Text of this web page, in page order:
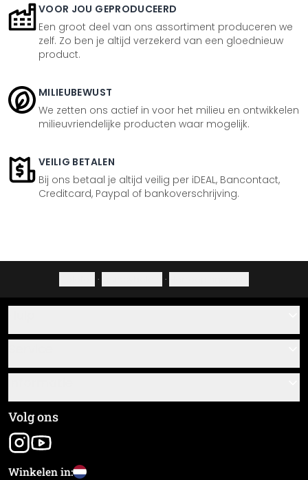
VOOR JOU GEPRODUCEERD
Een groot deel van ons assortiment produceren we
zelf. Zo ben je altijd verzekerd van een gloednieuw
product.
MILIEUBEWUST
We zetten ons actief in voor het milieu en ontwikkelen
milieuvriendelijke producten waar mogelijk.
VEILIG BETALEN
Bij ons betaal je altijd veilig per iDEAL, Bancontact,
Creditcard, Paypal of bankoverschrijving.
· ·
Over ons
Plak- en montagehandleidingen
Materiaaloverzicht
Nieuwsbrief aanmelden
Zending volgen
Algemene voorwaarden
Colofon
Volg ons
Winkelen in: